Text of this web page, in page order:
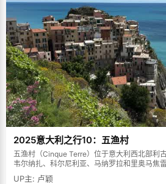
2025意大利之行10：五渔村
五渔村（Cinque Terre）位于意大利西北部利
韦尔纳扎、科尔尼利亚、马纳罗拉和里奥马焦
山傍海，房屋色彩斑斓，1997年被列为世界文
UP主: 卢颖